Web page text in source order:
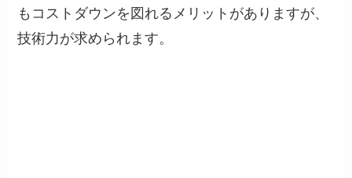
もコストダウンを図れるメリットがありますが、
技術力が求められます。